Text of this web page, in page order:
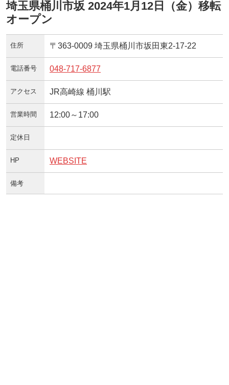
埼玉県桶川市坂 2024年1月12日（金）移転
オープン
住所 〒363-0009 埼玉県桶川市坂田東2-17-22
電話番号 048-717-6877
アクセス JR高崎線 桶川駅
営業時間 12:00～17:00
定休日
HP WEBSITE
備考